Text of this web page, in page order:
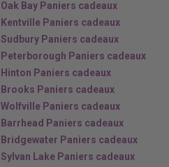
Oak Bay Paniers cadeaux
Kentville Paniers cadeaux
Sudbury Paniers cadeaux
Peterborough Paniers cadeaux
Hinton Paniers cadeaux
Brooks Paniers cadeaux
Wolfville Paniers cadeaux
Barrhead Paniers cadeaux
Bridgewater Paniers cadeaux
Sylvan Lake Paniers cadeaux